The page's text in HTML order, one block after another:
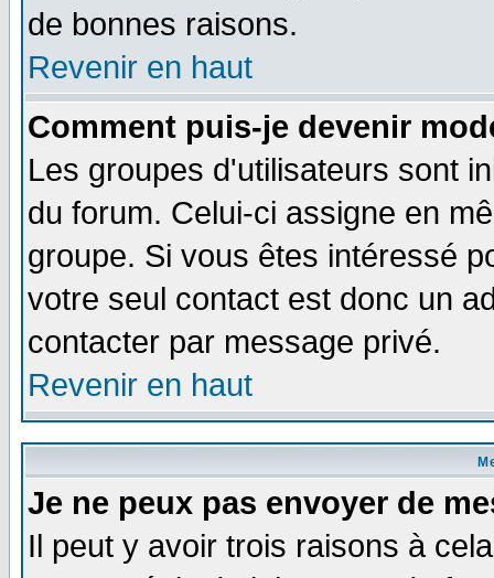
de bonnes raisons.
Revenir en haut
Comment puis-je devenir
Les groupes d'utilisateurs sont
du forum. Celui-ci assigne en
groupe. Si vous êtes intéressé
votre seul contact est donc un
contacter par message privé.
Revenir en haut
Je ne peux pas envoyer de
Il peut y avoir trois raisons à